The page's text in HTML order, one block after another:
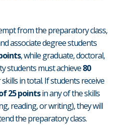
from the preparatory class,
associate degree students
, while graduate, doctoral,
students must achieve80
in total. If students receive
25 pointsin any of the skills
reading, or writing), they will
the preparatory class.